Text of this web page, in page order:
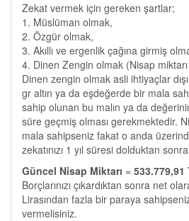
Zekat vermek için gereken şartlar;
1. Müslüman olmak,
2. Özgür olmak,
3. Akıllı ve ergenlik çağına girmiş
4. Dinen Zengin olmak (Nisap
Dinen zengin olmak asli ihtiyaçlar
gr altın ya da eşdeğerde bir mala
sahip olunan bu malın ya da
süre geçmiş olması gerekmektedir.
mala sahipseniz fakat o anda
zekatınızı 1 yıl süresi dolduktan
Güncel Nisap Miktarı = 533.779,91
Borçlarınızı çıkardıktan sonra net
Lirasından fazla bir paraya
vermelisiniz.